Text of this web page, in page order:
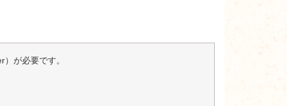
が必要です。